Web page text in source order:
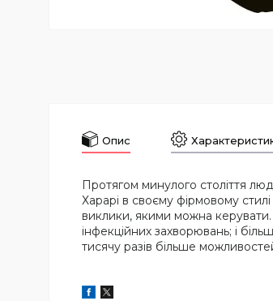
Опис
Протягом минулого століття
Харарі в своєму фірмовому
виклики, якими можна керувати.
інфекційних захворювань; і
тисячу разів більше